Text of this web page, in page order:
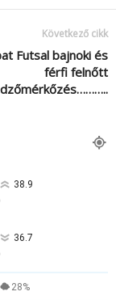
Következő cikk
Futsal bajnoki és
férfi felnőtt
38.9
36.7
28%